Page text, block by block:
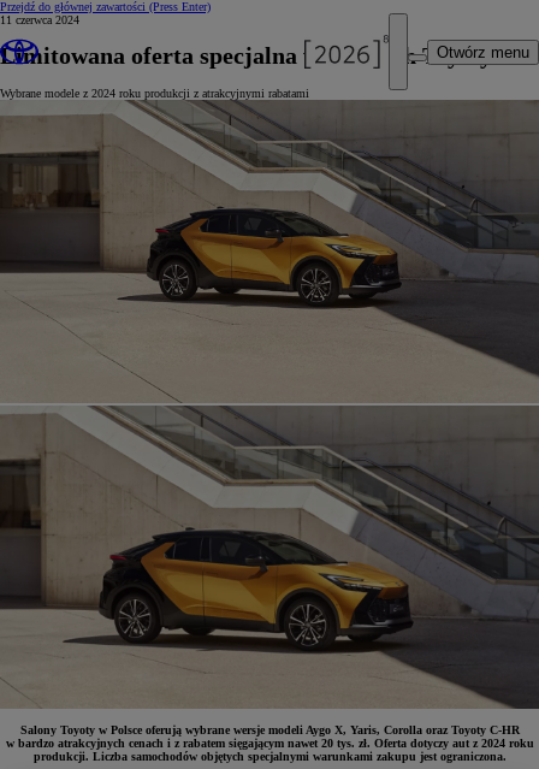
Przejdź do głównej zawartości (Press Enter)
Otwórz menu
11 czerwca 2024
Limitowana oferta specjalna w salonach Toyoty
Wybrane modele z 2024 roku produkcji z atrakcyjnymi rabatami
Salony Toyoty w Polsce oferują wybrane wersje modeli Aygo X, Yaris, Corolla oraz Toyoty C-HR
w bardzo atrakcyjnych cenach i z rabatem sięgającym nawet 20 tys. zł. Oferta dotyczy aut z 2024 roku
produkcji. Liczba samochodów objętych specjalnymi warunkami zakupu jest ograniczona.